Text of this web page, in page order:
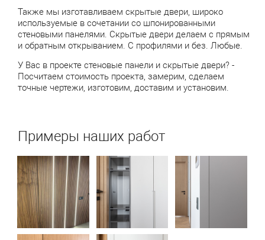
Также мы изготавливаем скрытые двери, широко
используемые в сочетании со шпонированными
стеновыми панелями. Скрытые двери делаем с прямым
и обратным открыванием. С профилями и без. Любые.
У Вас в проекте стеновые панели и скрытые двери? -
Посчитаем стоимость проекта, замерим, сделаем
точные чертежи, изготовим, доставим и установим.
Примеры наших работ